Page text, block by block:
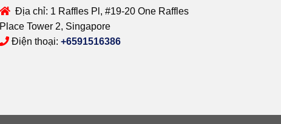
Địa chỉ: 1 Raffles Pl, #19-20 One Raffles
Place Tower 2, Singapore
Điện thoại: +6591516386